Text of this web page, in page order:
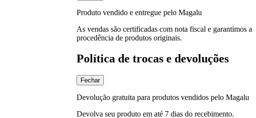
Produto vendido e entregue pelo Magalu
As vendas são certificadas com nota fiscal e garantimos a
procedência de produtos originais.
Política de trocas e devoluções
Fechar
Devolução gratuita para produtos vendidos pelo Magalu
Devolva seu produto em até 7 dias do recebimento.